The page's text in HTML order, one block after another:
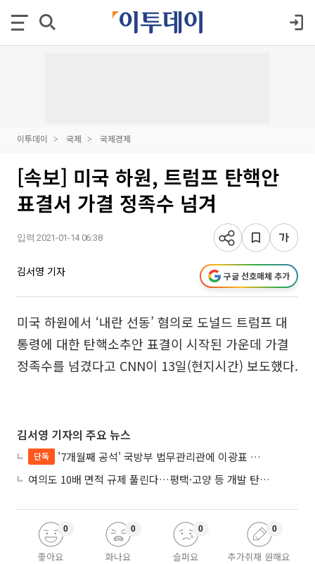
이투데이 국제 국제경제
[속보] 미국 하원, 트럼프 탄핵안
표결서 가결 정족수 넘겨
입력 2021-01-14 06:38
김서영 기자 구글 선호매체 추가
미국 하원에서 ‘내란 선동’ 혐의로 도널드 트럼프 대
통령에 대한 탄핵소추안 표결이 시작된 가운데 가결
정족수를 넘겼다고 CNN이 13일(현지시간) 보도했다.
김서영 기자의 주요 뉴스
단독
'7개월째 공석' 국방부 법무관리관에 이광표 변호사 내정
여의도 10배 면적 규제 풀린다…평택·고양 등 개발 탄력 기대
좋아요
0
화나요
0
슬퍼요
0
추가취재 원해요
0